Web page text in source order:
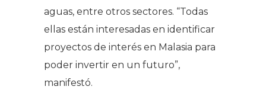
aguas, entre otros sectores. “Todas
ellas están interesadas en identificar
proyectos de interés en Malasia para
poder invertir en un futuro”,
manifestó.